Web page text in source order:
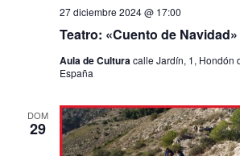
Teatro: «Cuento de Navidad»
27 diciembre 2024 @ 17:00
Aula de Culturacalle Jardín, 1, Hondón
España
DOM
29